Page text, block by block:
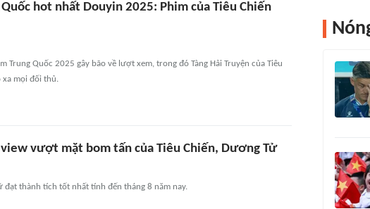
hot nhất Douyin 2025: Phim của Tiêu Chiến
Trung Quốc 2025 gây bão về lượt xem, trong đó Tàng Hải Truyện của Tiêu
xa mọi đối thủ.
vượt mặt bom tấn của Tiêu Chiến, Dương Tử
đạt thành tích tốt nhất tính đến tháng 8 năm nay.